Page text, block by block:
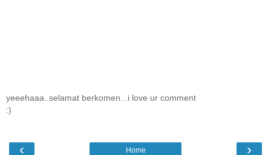
yeeehaaa..selamat berkomen...i love ur comment
:)
‹ ›
Home